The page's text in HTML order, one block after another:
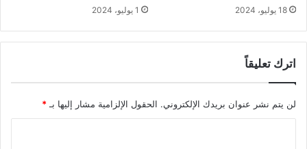
18 يوليو، 2024 1 يوليو، 2024
اترك تعليقاً
لن يتم نشر عنوان بريدك الإلكتروني. الحقول الإلزامية مشار إليها بـ *